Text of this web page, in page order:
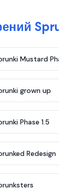
Mustard
grown up
Phase 1.5
Redesign